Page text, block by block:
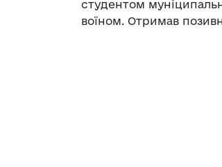
студентом
воїном. Отримав